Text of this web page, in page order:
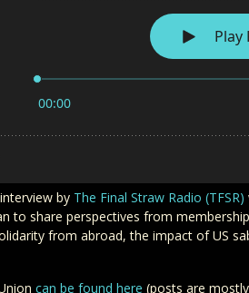
by The Final Straw Radio (TFSR)
to share perspectives from
from abroad, the impact of US
can be found here (posts are